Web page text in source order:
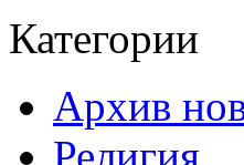
Категории
Архив
Религия